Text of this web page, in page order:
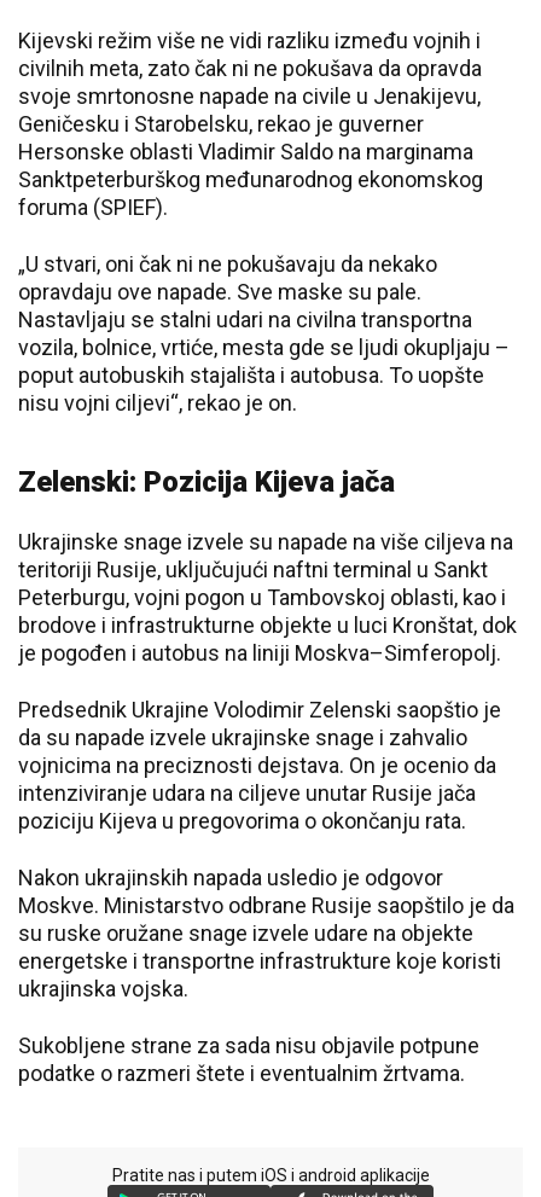
Kijevski režim više ne vidi razliku između vojnih i
civilnih meta, zato čak ni ne pokušava da opravda
svoje smrtonosne napade na civile u Jenakijevu,
Geničesku i Starobelsku, rekao je guverner
Hersonske oblasti Vladimir Saldo na marginama
Sanktpeterburškog međunarodnog ekonomskog
foruma (SPIEF).
„U stvari, oni čak ni ne pokušavaju da nekako
opravdaju ove napade. Sve maske su pale.
Nastavljaju se stalni udari na civilna transportna
vozila, bolnice, vrtiće, mesta gde se ljudi okupljaju –
poput autobuskih stajališta i autobusa. To uopšte
nisu vojni ciljevi“, rekao je on.
Zelenski: Pozicija Kijeva jača
Ukrajinske snage izvele su napade na više ciljeva na
teritoriji Rusije, uključujući naftni terminal u Sankt
Peterburgu, vojni pogon u Tambovskoj oblasti, kao i
brodove i infrastrukturne objekte u luci Kronštat, dok
je pogođen i autobus na liniji Moskva–Simferopolj.
Predsednik Ukrajine Volodimir Zelenski saopštio je
da su napade izvele ukrajinske snage i zahvalio
vojnicima na preciznosti dejstava. On je ocenio da
intenziviranje udara na ciljeve unutar Rusije jača
poziciju Kijeva u pregovorima o okončanju rata.
Nakon ukrajinskih napada usledio je odgovor
Moskve. Ministarstvo odbrane Rusije saopštilo je da
su ruske oružane snage izvele udare na objekte
energetske i transportne infrastrukture koje koristi
ukrajinska vojska.
Sukobljene strane za sada nisu objavile potpune
podatke o razmeri štete i eventualnim žrtvama.
Pratite nas i putem iOS i android aplikacije